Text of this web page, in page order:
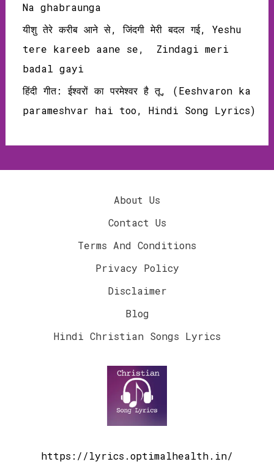
Na ghabraunga
यीशु तेरे करीब आने से, जिंदगी मेरी बदल गई, Yeshu
tere kareeb aane se, Zindagi meri
badal gayi
हिंदी गीत: ईश्वरों का परमेश्वर है तू, (Eeshvaron ka
parameshvar hai too, Hindi Song Lyrics)
About Us
Contact Us
Terms And Conditions
Privacy Policy
Disclaimer
Blog
Hindi Christian Songs Lyrics
https://lyrics.optimalhealth.in/